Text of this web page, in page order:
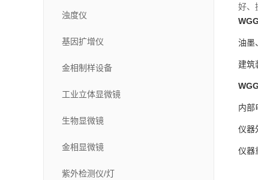
浊度仪
基因扩增仪
金相制样设备
工业立体显微镜
生物显微镜
金相显微镜
紫外检测仪/灯
好、
油墨
建筑
内部
仪器
仪器